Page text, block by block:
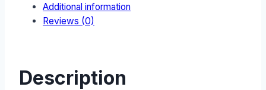
Lilac
quantity
Additional information
Reviews (0)
Description